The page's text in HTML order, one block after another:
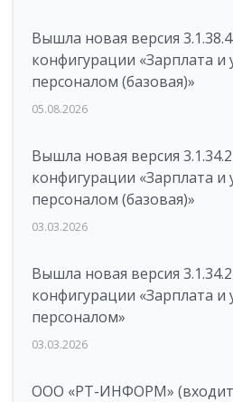
Вышла новая версия
конфигурации «Зарплата и
персоналом (базовая)»
05.08.2026
Вышла новая версия
конфигурации «Зарплата и
персоналом (базовая)»
03.03.2026
Вышла новая версия
конфигурации «Зарплата и
персоналом»
03.03.2026
ООО «РТ-ИНФОРМ» (входит